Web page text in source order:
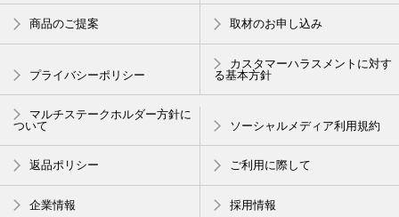
商品のご提案 取材のお申し込み
プライバシーポリシー
カスタマーハラスメントに対す
る基本方針
マルチステークホルダー方針に
ついて
ソーシャルメディア利用規約
返品ポリシー ご利用に際して
企業情報 採用情報